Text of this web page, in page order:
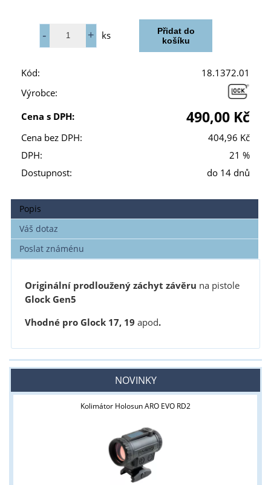
ks
Kód:
18.1372.01
Výrobce:
Cena s DPH:
490,00 Kč
Cena bez DPH:
404,96 Kč
DPH:
21 %
Dostupnost:
do 14 dnů
Popis
Váš dotaz
Poslat známénu
Originální prodloužený záchyt závěru na pistole
Glock Gen5
Vhodné pro Glock 17, 19 apod.
NOVINKY
Kolimátor Holosun ARO EVO RD2